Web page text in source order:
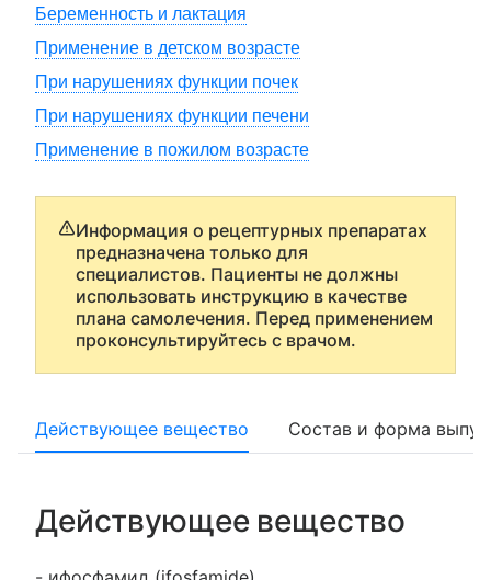
Беременность и лактация
Применение в детском возрасте
При нарушениях функции почек
При нарушениях функции печени
Применение в пожилом возрасте
Информация о рецептурных препаратах
предназначена только для
специалистов. Пациенты не должны
использовать инструкцию в качестве
плана самолечения. Перед применением
проконсультируйтесь с врачом.
Действующее вещество Состав и форма
Действующее вещество